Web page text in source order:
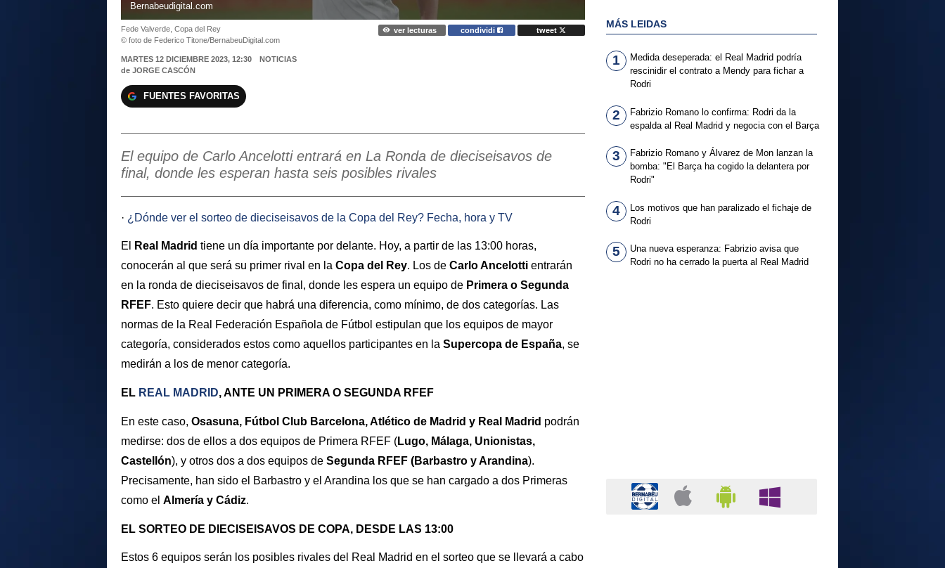
Bernabeudigital.com
Fede Valverde, Copa del Rey
© foto de Federico Titone/BernabeuDigital.com
ver lecturas condividi tweet
MARTES 12 DICIEMBRE 2023, 12:30
NOTICIAS
de JORGE CASCÓN
FUENTES FAVORITAS
El equipo de Carlo Ancelotti entrará en La Ronda de dieciseisavos de
final, donde les esperan hasta seis posibles rivales
· ¿Dónde ver el sorteo de dieciseisavos de la Copa del Rey? Fecha, hora y TV
El Real Madrid tiene un día importante por delante. Hoy, a partir de las 13:00 horas,
conocerán al que será su primer rival en la Copa del Rey. Los de Carlo Ancelotti entrarán
en la ronda de dieciseisavos de final, donde les espera un equipo de Primera o Segunda
RFEF. Esto quiere decir que habrá una diferencia, como mínimo, de dos categorías. Las
normas de la Real Federación Española de Fútbol estipulan que los equipos de mayor
categoría, considerados estos como aquellos participantes en la Supercopa de España, se
medirán a los de menor categoría.
EL REAL MADRID, ANTE UN PRIMERA O SEGUNDA RFEF
En este caso, Osasuna, Fútbol Club Barcelona, Atlético de Madrid y Real Madrid podrán
medirse: dos de ellos a dos equipos de Primera RFEF (Lugo, Málaga, Unionistas,
Castellón), y otros dos a dos equipos de Segunda RFEF (Barbastro y Arandina).
Precisamente, han sido el Barbastro y el Arandina los que se han cargado a dos Primeras
como el Almería y Cádiz.
EL SORTEO DE DIECISEISAVOS DE COPA, DESDE LAS 13:00
Estos 6 equipos serán los posibles rivales del Real Madrid en el sorteo que se llevará a cabo
MÁS LEIDAS
1
Medida deseperada: el Real Madrid podría
rescinidir el contrato a Mendy para fichar a
Rodri
2
Fabrizio Romano lo confirma: Rodri da la
espalda al Real Madrid y negocia con el Barça
3
Fabrizio Romano y Álvarez de Mon lanzan la
bomba: "El Barça ha cogido la delantera por
Rodri"
4
Los motivos que han paralizado el fichaje de
Rodri
5
Una nueva esperanza: Fabrizio avisa que
Rodri no ha cerrado la puerta al Real Madrid